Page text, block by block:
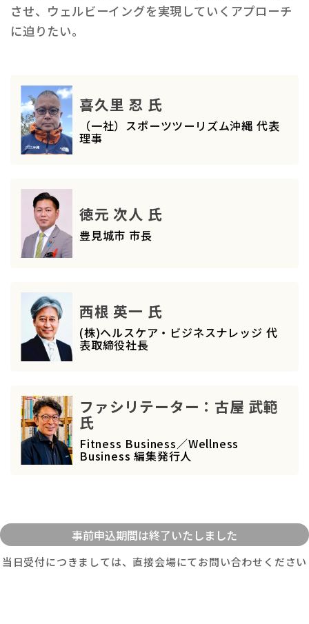
させ、ウェルビーイングを実現していくアプローチ
に迫りたい。
喜久里 忍 氏
（一社）スポーツツーリズム沖縄 代表
理事
徳元 次人 氏
豊見城市 市長
西根 英一 氏
(株)ヘルスケア・ビジネスナレッジ 代
表取締役社長
ファシリテーター：古屋 武範
氏
Fitness Business／Wellness
Business 編集発行人
当日受付につきましては、直接会場にてお問い合わせください